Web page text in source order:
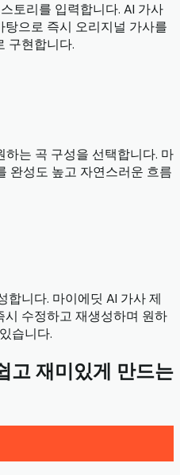
토리를 입력합니다. AI 가사
으로 즉시 오리지널 가사를
구현합니다.
하는 곡 구성을 선택합니다. 마
완성도 높고 자연스러운 흐름
합니다. 마이에딧 AI 가사 제
수정하고 재생성하며 원하
습니다.
고 재미있게 만드는